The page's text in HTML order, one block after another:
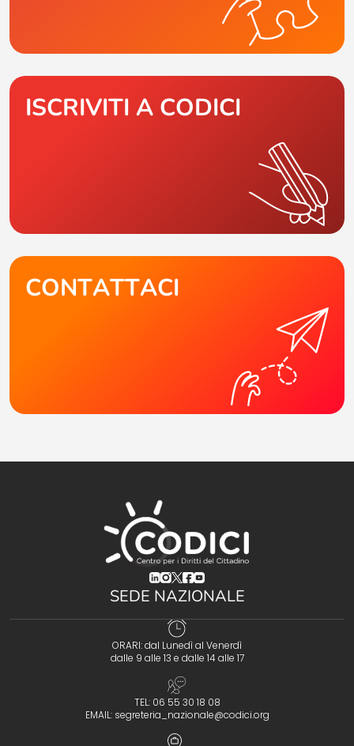
ISCRIVITI A CODICI
CONTATTACI
(opens in a new tab)
(opens in a new tab)
(opens in a new tab)
(opens in a new tab)
(opens in a new tab)
SEDE NAZIONALE
ORARI: dal Lunedì al Venerdì
dalle 9 alle 13 e dalle 14 alle 17
TEL: 06 55 30 18 08
EMAIL: segreteria_nazionale@codici.org